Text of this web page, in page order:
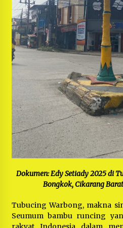
Dokumen: Edy Setiady 2025 di
Bongkok, Cikarang
Tubucing Warbong, makna
Seumum bambu runcing